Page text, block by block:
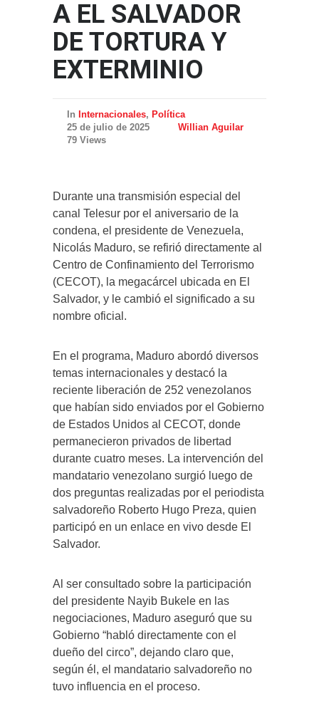
A EL SALVADOR
DE TORTURA Y
EXTERMINIO
In Internacionales, Política
25 de julio de 2025
Willian Aguilar
79 Views
Durante una transmisión especial del
canal Telesur por el aniversario de la
condena, el presidente de Venezuela,
Nicolás Maduro, se refirió directamente al
Centro de Confinamiento del Terrorismo
(CECOT), la megacárcel ubicada en El
Salvador, y le cambió el significado a su
nombre oficial.
En el programa, Maduro abordó diversos
temas internacionales y destacó la
reciente liberación de 252 venezolanos
que habían sido enviados por el Gobierno
de Estados Unidos al CECOT, donde
permanecieron privados de libertad
durante cuatro meses. La intervención del
mandatario venezolano surgió luego de
dos preguntas realizadas por el periodista
salvadoreño Roberto Hugo Preza, quien
participó en un enlace en vivo desde El
Salvador.
Al ser consultado sobre la participación
del presidente Nayib Bukele en las
negociaciones, Maduro aseguró que su
Gobierno “habló directamente con el
dueño del circo”, dejando claro que,
según él, el mandatario salvadoreño no
tuvo influencia en el proceso.